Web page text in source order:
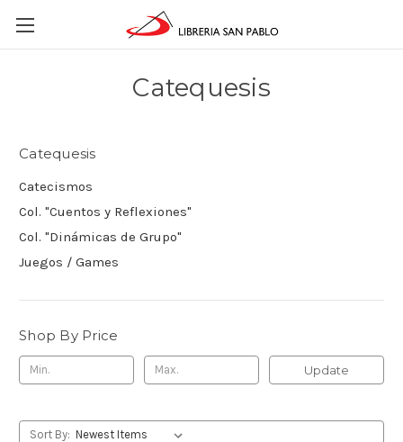
Catequesis
Catequesis
Catecismos
Col. "Cuentos y Reflexiones"
Col. "Dinámicas de Grupo"
Juegos / Games
Shop By Price
Update
Sort By: